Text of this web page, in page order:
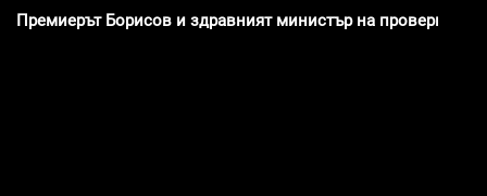
Премиерът Борисов и здравният министър на проверка